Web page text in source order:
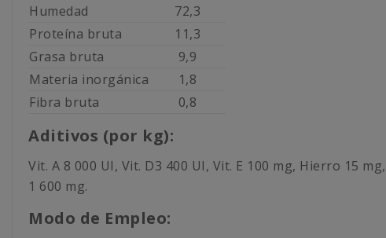
Humedad
72,3
Proteína bruta
11,3
Grasa bruta
9,9
Materia inorgánica
1,8
Fibra bruta
0,8
Aditivos (por kg):
Vit. A 8 000 UI, Vit. D3 400 UI, Vit. E 100 mg, Hierro 15
1 600 mg.
Modo de Empleo: